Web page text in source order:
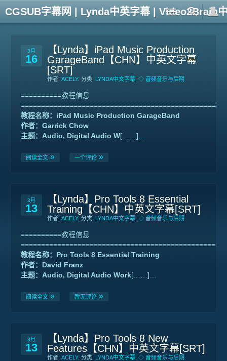
CGSUB字幕网 | Lynda中英字幕 | Video2Brain
3月
16
【Lynda】iPad Music Production
GarageBand【CHN】中英文字幕
[SRT]
作者: ACELY. 分类: LYNDA中文字幕 ◇ 音频音乐与后期
==========教程信息
教程名称：iPad Music Production GarageBand
作者：Garrick Chow
主题：Audio, Digital Audio W[……]
阅读全文 一个评论
3月
13
【Lynda】Pro Tools 8 Essential
Training【CHN】中英文字幕[SRT]
作者: ACELY. 分类: LYNDA中文字幕 ◇ 音频音乐与后期
==========教程信息
教程名称：Pro Tools 8 Essential Training
作者：David Franz
主题：Audio, Digital Audio Work[……]
阅读全文 暂无评论
3月
13
【Lynda】Pro Tools 8 New
Features【CHN】中英文字幕[SRT]
作者: ACELY. 分类: LYNDA中文字幕 ◇ 音频音乐与后期